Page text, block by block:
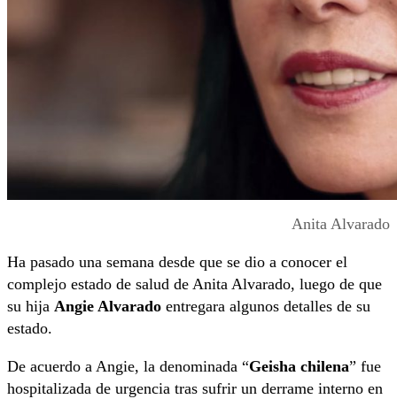
Anita Alvarado
Ha pasado una semana desde que se dio a conocer el
complejo estado de salud de Anita Alvarado, luego de que
su hija Angie Alvarado entregara algunos detalles de su
estado.
De acuerdo a Angie, la denominada “Geisha chilena” fue
hospitalizada de urgencia tras sufrir un derrame interno en